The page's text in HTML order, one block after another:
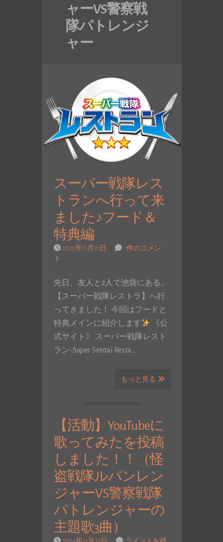
ャーVS警察戦
隊パトレンジ
ャー
スーパー戦隊レス
トランへ行って来
ました♪フード＆
特典編
2025年11月21日
1件のコメン
ト
先日、友人と2人で池袋にある。
【スーパー戦隊レストラ】へ行
ってきました！ 今回はフードと
特典メインに紹介します
《公
式サイト》 スーパー戦隊レスト
ラン-Super Sentai Resta…
もっと見る
【活動】YouTubeに
歌ってみたを投稿
しました！！（怪
盗戦隊ルパンレン
ジャーVS警察戦隊
パトレンジャーの
主題歌3曲）